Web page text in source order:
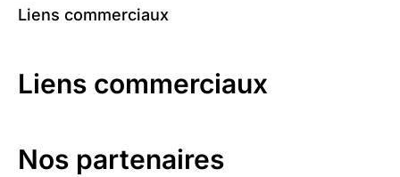
Liens commerciaux
Liens commerciaux
Nos partenaires